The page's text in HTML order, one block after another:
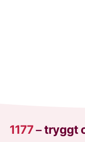
1177–tryggt